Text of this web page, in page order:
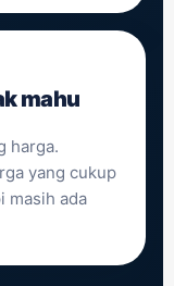
mahu
harga.
yang cukup
masih ada